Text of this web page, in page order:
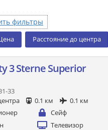
фильтры
Расстояние до центра
3 Sterne Superior
33
0.1 км
0.1 км
Сейф
Телевизор